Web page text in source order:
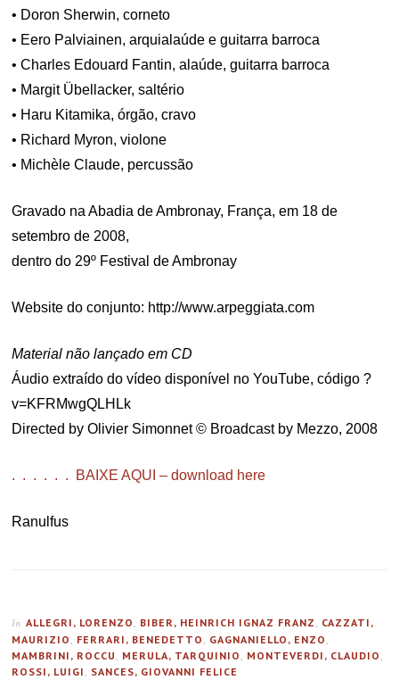
• Doron Sherwin, corneto
• Eero Palviainen, arquialaúde e guitarra barroca
• Charles Edouard Fantin, alaúde, guitarra barroca
• Margit Übellacker, saltério
• Haru Kitamika, órgão, cravo
• Richard Myron, violone
• Michèle Claude, percussão
Gravado na Abadia de Ambronay, França, em 18 de
setembro de 2008,
dentro do 29º Festival de Ambronay
Website do conjunto: http://www.arpeggiata.com
Material não lançado em CD
Áudio extraído do vídeo disponível no YouTube, código ?
v=KFRMwgQLHLk
Directed by Olivier Simonnet © Broadcast by Mezzo, 2008
. . . . . . BAIXE AQUI – download here
Ranulfus
In ALLEGRI, LORENZO BIBER, HEINRICH IGNAZ FRANZ
CAZZATI,
MAURIZIO
FERRARI, BENEDETTO GAGNANIELLO, ENZO
MAMBRINI, ROCCU
MERULA, TARQUINIO MONTEVERDI, CLAUDIO
ROSSI, LUIGI
SANCES, GIOVANNI FELICE